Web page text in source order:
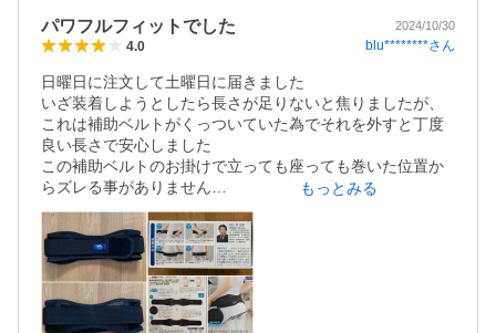
パワフルフィットでした 2024/10/30
4.0 blu********さん
日曜日に注文して土曜日に届きました
いざ装着しようとしたら長さが足りないと焦りましたが、
これは補助ベルトがくっついていた為でそれを外すと丁度
良い長さで安心しました
この補助ベルトのお掛けで立っても座っても巻いた位置か
らズレる事がありません
この骨盤ベルトは腰痛改善ではなくあくまでも姿勢矯正用
だと思いますので血流悪化しない程度で気になる時に使用
しようと思います
もっとみる